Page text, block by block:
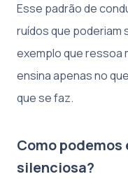
Esse padrão de
ruídos que poderiam
exemplo que ressoa
ensina apenas no
que se faz.
Como
silenciosa?